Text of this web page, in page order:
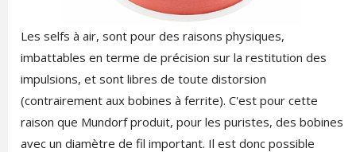
Les selfs à air, sont pour des raisons physiques,
imbattables en terme de précision sur la restitution des
impulsions, et sont libres de toute distorsion
(contrairement aux bobines à ferrite). C'est pour cette
raison que Mundorf produit, pour les puristes, des bobines
avec un diamètre de fil important. Il est donc possible